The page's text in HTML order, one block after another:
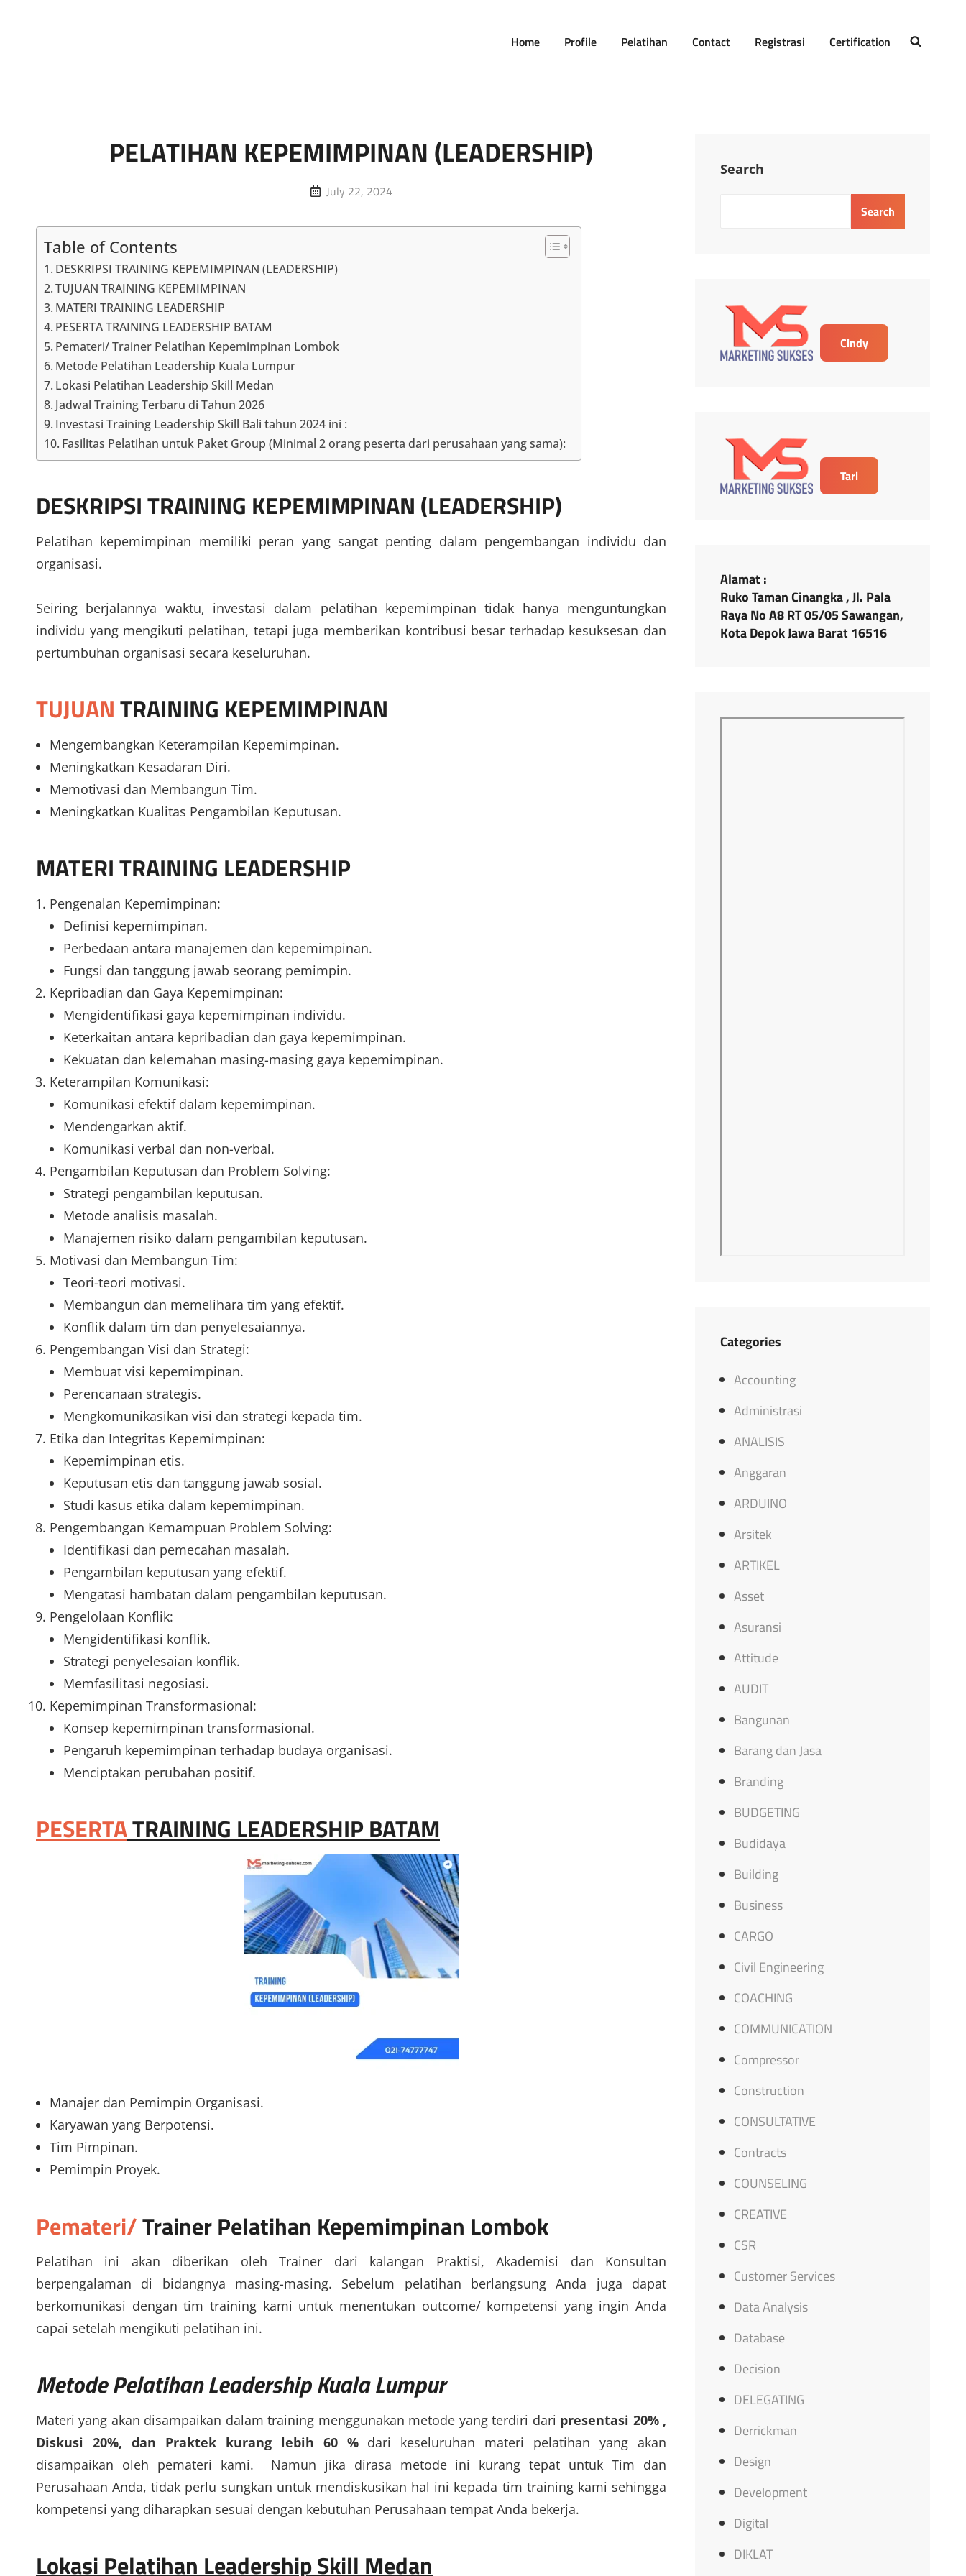
Home Profile Pelatihan Contact Registrasi Certification
PELATIHAN KEPEMIMPINAN (LEADERSHIP)
Posted
July 22, 2024
Table of Contents
DESKRIPSI TRAINING KEPEMIMPINAN (LEADERSHIP)
TUJUAN TRAINING KEPEMIMPINAN
MATERI TRAINING LEADERSHIP
PESERTA TRAINING LEADERSHIP BATAM
Pemateri/ Trainer Pelatihan Kepemimpinan Lombok
Metode Pelatihan Leadership Kuala Lumpur
Lokasi Pelatihan Leadership Skill Medan
Jadwal Training Terbaru di Tahun 2026
Investasi Training Leadership Skill Bali tahun 2024 ini :
Fasilitas Pelatihan untuk Paket Group (Minimal 2 orang peserta dari perusahaan yang sama):
DESKRIPSITRAINING KEPEMIMPINAN (LEADERSHIP)
Pelatihan kepemimpinan memiliki peran yang sangat penting dalam pengembangan individu dan
organisasi.
Seiring berjalannya waktu, investasi dalam pelatihan kepemimpinan tidak hanya menguntungkan
individu yang mengikuti pelatihan, tetapi juga memberikan kontribusi besar terhadap kesuksesan dan
pertumbuhan organisasi secara keseluruhan.
TUJUANTRAINING KEPEMIMPINAN
Mengembangkan Keterampilan Kepemimpinan.
Meningkatkan Kesadaran Diri.
Memotivasi dan Membangun Tim.
Meningkatkan Kualitas Pengambilan Keputusan.
MATERITRAINING LEADERSHIP
Pengenalan Kepemimpinan:
Definisi kepemimpinan.
Perbedaan antara manajemen dan kepemimpinan.
Fungsi dan tanggung jawab seorang pemimpin.
Kepribadian dan Gaya Kepemimpinan:
Mengidentifikasi gaya kepemimpinan individu.
Keterkaitan antara kepribadian dan gaya kepemimpinan.
Kekuatan dan kelemahan masing-masing gaya kepemimpinan.
Keterampilan Komunikasi:
Komunikasi efektif dalam kepemimpinan.
Mendengarkan aktif.
Komunikasi verbal dan non-verbal.
Pengambilan Keputusan dan Problem Solving:
Strategi pengambilan keputusan.
Metode analisis masalah.
Manajemen risiko dalam pengambilan keputusan.
Motivasi dan Membangun Tim:
Teori-teori motivasi.
Membangun dan memelihara tim yang efektif.
Konflik dalam tim dan penyelesaiannya.
Pengembangan Visi dan Strategi:
Membuat visi kepemimpinan.
Perencanaan strategis.
Mengkomunikasikan visi dan strategi kepada tim.
Etika dan Integritas Kepemimpinan:
Kepemimpinan etis.
Keputusan etis dan tanggung jawab sosial.
Studi kasus etika dalam kepemimpinan.
Pengembangan Kemampuan Problem Solving:
Identifikasi dan pemecahan masalah.
Pengambilan keputusan yang efektif.
Mengatasi hambatan dalam pengambilan keputusan.
Pengelolaan Konflik:
Mengidentifikasi konflik.
Strategi penyelesaian konflik.
Memfasilitasi negosiasi.
Kepemimpinan Transformasional:
Konsep kepemimpinan transformasional.
Pengaruh kepemimpinan terhadap budaya organisasi.
Menciptakan perubahan positif.
PESERTATRAINING LEADERSHIP BATAM
Manajer dan Pemimpin Organisasi.
Karyawan yang Berpotensi.
Tim Pimpinan.
Pemimpin Proyek.
Pemateri/TrainerPelatihan Kepemimpinan Lombok
Pelatihan ini akan diberikan oleh Trainer dari kalangan Praktisi, Akademisi dan Konsultan
berpengalaman di bidangnya masing-masing. Sebelum pelatihan berlangsung Anda juga dapat
berkomunikasi dengan tim training kami untuk menentukan outcome/ kompetensi yang ingin Anda
capai setelah mengikuti pelatihan ini.
MetodePelatihan Leadership Kuala Lumpur
Materi yang akan disampaikan dalam training menggunakan metode yang terdiri dari presentasi 20% ,
Diskusi 20%, dan Praktek kurang lebih 60 %dari keseluruhan materi pelatihan yang akan
disampaikan oleh pemateri kami. Namun jika dirasa metode ini kurang tepat untuk Tim dan
Perusahaan Anda, tidak perlu sungkan untuk mendiskusikan hal ini kepada tim training kami sehingga
kompetensi yang diharapkan sesuai dengan kebutuhan Perusahaan tempat Anda bekerja.
Lokasi Pelatihan Leadership Skill Medan
Search
Search
Cindy
Tari
Alamat :
Ruko Taman Cinangka , Jl. Pala
Raya No A8 RT 05/05 Sawangan,
Kota Depok Jawa Barat 16516
Categories
Accounting
Administrasi
ANALISIS
Anggaran
ARDUINO
Arsitek
ARTIKEL
Asset
Asuransi
Attitude
AUDIT
Bangunan
Barang dan Jasa
Branding
BUDGETING
Budidaya
Building
Business
CARGO
Civil Engineering
COACHING
COMMUNICATION
Compressor
Construction
CONSULTATIVE
Contracts
COUNSELING
CREATIVE
CSR
Customer Services
Data Analysis
Database
Decision
DELEGATING
Derrickman
Design
Development
Digital
DIKLAT